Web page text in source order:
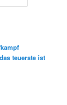
teuerste ist